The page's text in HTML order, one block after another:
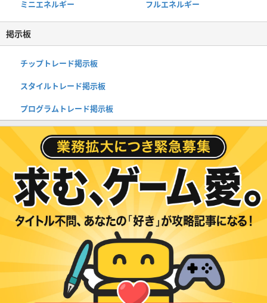
ミニエネルギー フルエネルギー
掲示板
チップトレード掲示板
スタイルトレード掲示板
プログラムトレード掲示板